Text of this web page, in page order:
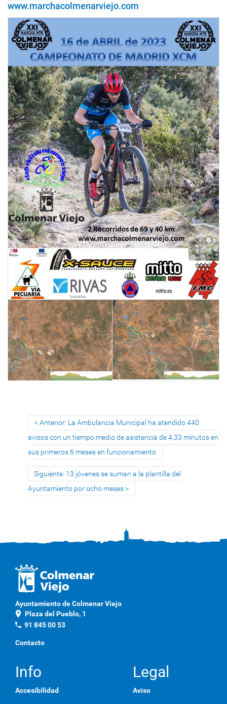
www.marchacolmenarviejo.com
Anterior: La Ambulancia Municipal ha atendido 440
avisos con un tiempo medio de asistencia de 4,33 minutos en
sus primeros 6 meses en funcionamiento
Siguiente: 13 jóvenes se suman a la plantilla del
Ayuntamiento por ocho meses
Ayuntamiento de Colmenar Viejo
location_on Plaza del Pueblo, 1
phone 91 845 00 53
Contacto
Info
Accesibilidad
Legal
Aviso